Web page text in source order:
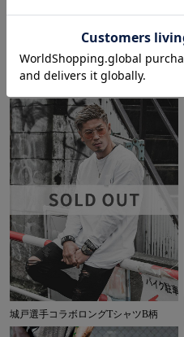
Explosion L/S TEE KIDOVer.
城戸選手コラボロングTシャツB柄